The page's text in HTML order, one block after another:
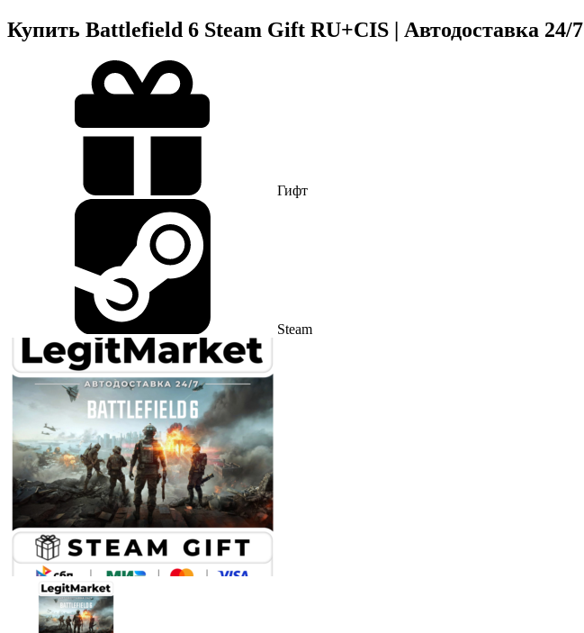
Купить Battlefield 6 Steam Gift RU+CIS | Автодоставка 24/7
Гифт
Steam